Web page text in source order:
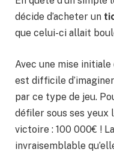
décide d’acheter un
que celui-ci allait
Avec une mise
est difficile
par ce type de jeu.
défiler sous ses yeux
victoire : 100 000€ !
invraisemblable